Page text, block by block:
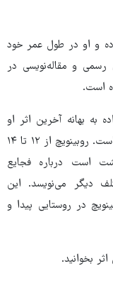
و او در طول عمر خود
رسمی و مقاله‌نویسی در
است.
بهانه آخرین اثر او
یعنی «یادداشت‌های روزانه» اثر داوید روبینویچ است. روبینویچ از ۱۲ تا ۱۴
است درباره فجایع
دیگر می‌نویسد. این
در روستایی پیدا و
بخوانید.